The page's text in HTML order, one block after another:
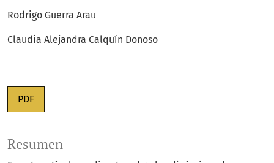
Rodrigo Guerra Arau
Claudia Alejandra Calquín Donoso
PDF
Resumen